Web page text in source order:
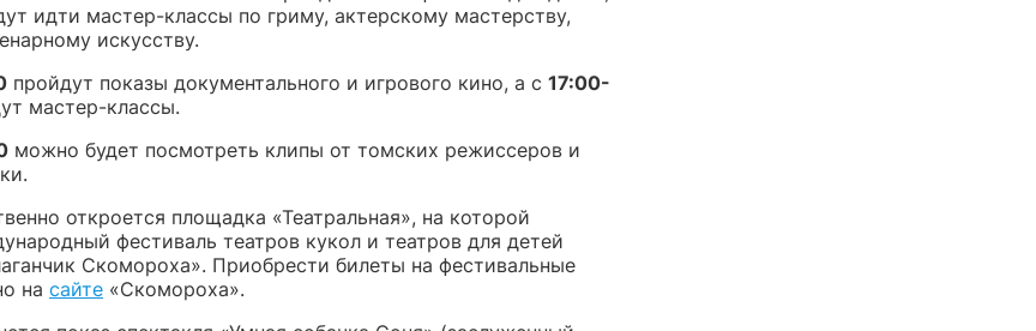
идти мастер-классы по гриму, актерскому мастерству,
искусству.
пройдут показы документального и игрового кино, а с 17:00-
мастер-классы.
можно будет посмотреть клипы от томских режиссеров и
откроется площадка «Театральная», на которой
фестиваль театров кукол и театров для детей
Скомороха». Приобрести билеты на фестивальные
на сайте «Скомороха».